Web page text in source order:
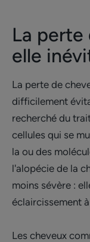
La
elle
La perte de
difficilement
recherché du
cellules qui se
la ou des
l'alopécie de la
moins sévère :
éclaircissement
Les cheveux